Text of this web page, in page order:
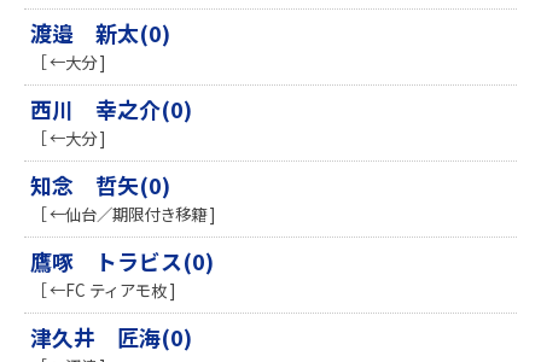
渡邉 新太(0)
［ ←大分 ]
西川 幸之介(0)
［ ←大分 ]
知念 哲矢(0)
［ ←仙台／期限付き移籍 ]
鷹啄 トラビス(0)
［ ←FC ティアモ枚 ]
津久井 匠海(0)